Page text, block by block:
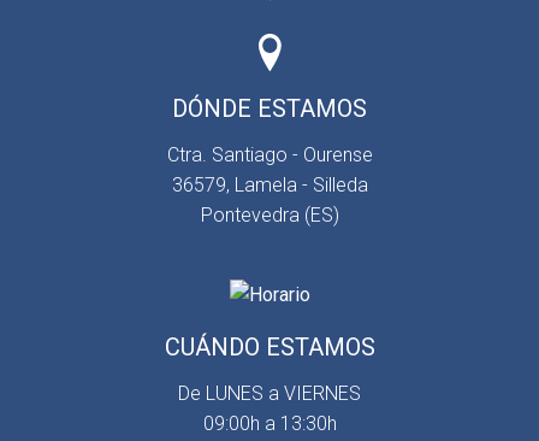
DÓNDE ESTAMOS
Ctra. Santiago - Ourense
36579, Lamela - Silleda
Pontevedra (ES)
CUÁNDO ESTAMOS
De LUNES a VIERNES
09:00h a 13:30h